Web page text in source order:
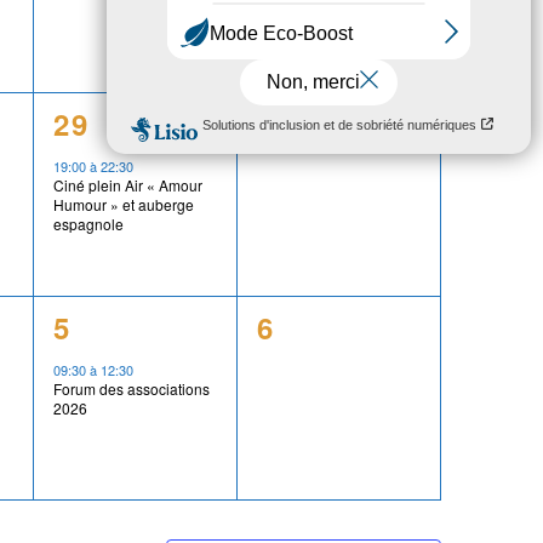
1
évènement,
29
19:00à22:30
Ciné plein Air « Amour
Humour » et auberge
espagnole
0
évènement,
30
1
évènement,
5
09:30à 12:30
Forum des associations
2026
0
6